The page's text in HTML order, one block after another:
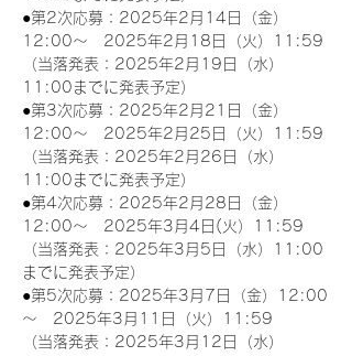
●第2次応募：2025年2月14日（金）
12:00～　2025年2月18日（火）11:59
（当落発表：2025年2月19日（水）
11:00までに発表予定）
●第3次応募：2025年2月21日（金）
12:00～　2025年2月25日（火）11:59
（当落発表：2025年2月26日（水）
11:00までに発表予定）
●第4次応募：2025年2月28日（金）
12:00～　2025年3月4日(火）11:59
（当落発表：2025年3月5日（水）11:00
までに発表予定）
●第5次応募：2025年3月7日（金）12:00
～　2025年3月11日（火）11:59
（当落発表：2025年3月12日（水）